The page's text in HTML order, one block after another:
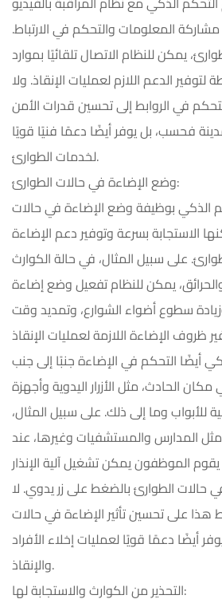
المعلومات والتحكم في الارتباط.
يمكن للنظام الاتصال تلقائيًا بموارد
لتوفير الدعم اللازم لعمليات الإنقاذ. ولا
في الروابط إلى تحسين قدرات الأمن
فحسب، بل يوفر أيضًا دعمًا فنيًا قويًا
لخدمات الطوارئ.
وضع الإضاءة في حالات الطوارئ:
الذكي بوظيفة وضع الإضاءة في حالات
الاستجابة بسرعة وتوفير دعم الإضاءة
على سبيل المثال، في حالة الكوارث
والحرائق، يمكن للنظام تفعيل وضع إضاءة
وزيادة سطوع أضواء الشوارع، وتمديد وقت
أيضًا التحكم في الإضاءة جنبًا إلى جنب
الحادث، مثل الأزرار اليدوية وأجهزة
للأبواب وما إلى ذلك. على سبيل المثال،
المدارس والمستشفيات وغيرها، عند
الموظفون يمكن تشغيل آلية الإنذار
حالات الطوارئ بالضغط على زر يدوي. لا
هذا على تحسين تأثير الإضاءة في حالات
أيضًا دعمًا قويًا لعمليات إخلاء الأفراد
والإنقاذ.
التحذير من الكوارث والاستجابة لها: